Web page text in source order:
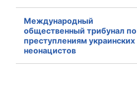
Международный
общественный трибунал по
преступлениям украинских
неонацистов